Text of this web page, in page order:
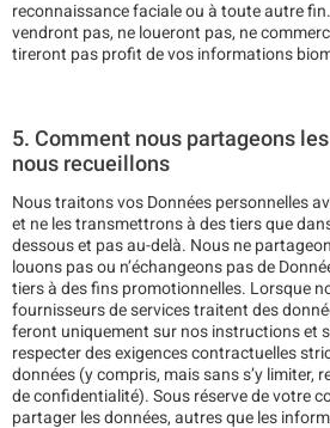
reconnaissance faciale ou à toute autre
vendront pas, ne loueront pas, ne
tireront pas profit de vos informations
5. Comment nous partageons
nous recueillons
Nous traitons vos Données personnelles
et ne les transmettrons à des tiers que
dessous et pas au-delà. Nous ne
louons pas ou n’échangeons pas de
tiers à des fins promotionnelles. Lorsque
fournisseurs de services traitent des
feront uniquement sur nos instructions et
respecter des exigences contractuelles
données (y compris, mais sans s’y limiter,
de confidentialité). Sous réserve de votre
partager les données, autres que les